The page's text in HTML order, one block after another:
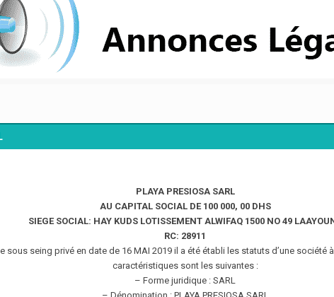
PLAYA PRESIOSA SARL
AU CAPITAL SOCIAL DE 100 000, 00 DHS
SIEGE SOCIAL: HAY KUDS LOTISSEMENT ALWIFAQ 1500 NO 49
RC: 28911
sous seing privé en date de 16 MAI 2019 il a été établi les statuts d’une
caractéristiques sont les suivantes :
– Forme juridique : SARL